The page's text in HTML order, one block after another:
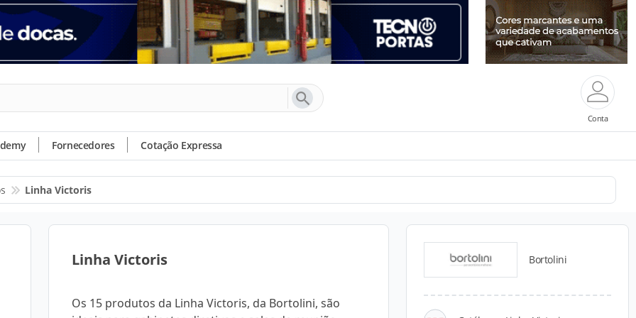
Conta
Fornecedores Cotação Expressa
Linha Victoris
Linha Victoris
Os 15 produtos da Linha Victoris, da Bortolini, são
Bortolini